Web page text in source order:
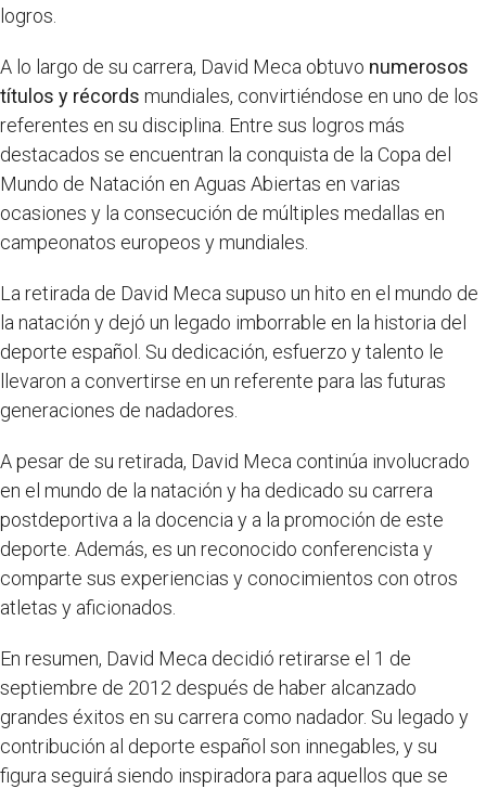
logros.
A lo largo de su carrera, David Meca obtuvo numerosos
títulos y récords mundiales, convirtiéndose en uno de los
referentes en su disciplina. Entre sus logros más
destacados se encuentran la conquista de la Copa del
Mundo de Natación en Aguas Abiertas en varias
ocasiones y la consecución de múltiples medallas en
campeonatos europeos y mundiales.
La retirada de David Meca supuso un hito en el mundo de
la natación y dejó un legado imborrable en la historia del
deporte español. Su dedicación, esfuerzo y talento le
llevaron a convertirse en un referente para las futuras
generaciones de nadadores.
A pesar de su retirada, David Meca continúa involucrado
en el mundo de la natación y ha dedicado su carrera
postdeportiva a la docencia y a la promoción de este
deporte. Además, es un reconocido conferencista y
comparte sus experiencias y conocimientos con otros
atletas y aficionados.
En resumen, David Meca decidió retirarse el 1 de
septiembre de 2012 después de haber alcanzado
grandes éxitos en su carrera como nadador. Su legado y
contribución al deporte español son innegables, y su
figura seguirá siendo inspiradora para aquellos que se